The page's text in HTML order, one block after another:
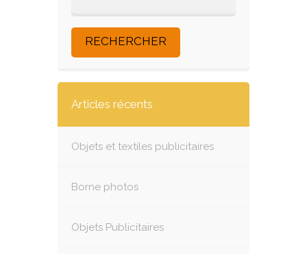
Articles récents
Objets et textiles publicitaires
Borne photos
Objets Publicitaires